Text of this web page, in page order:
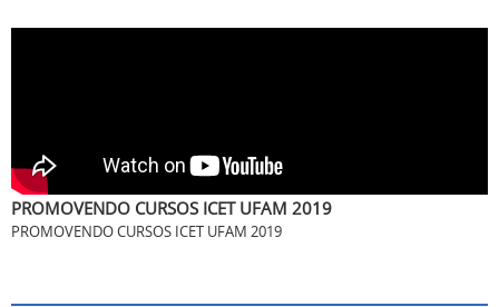
PROMOVENDO CURSOS ICET UFAM 2019
PROMOVENDO CURSOS ICET UFAM 2019